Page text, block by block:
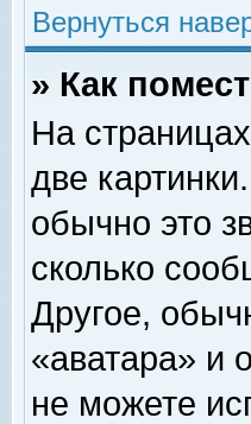
Вернуться
» Как
На
две
обычно это
сколько
Другое,
«аватара» и
не можете